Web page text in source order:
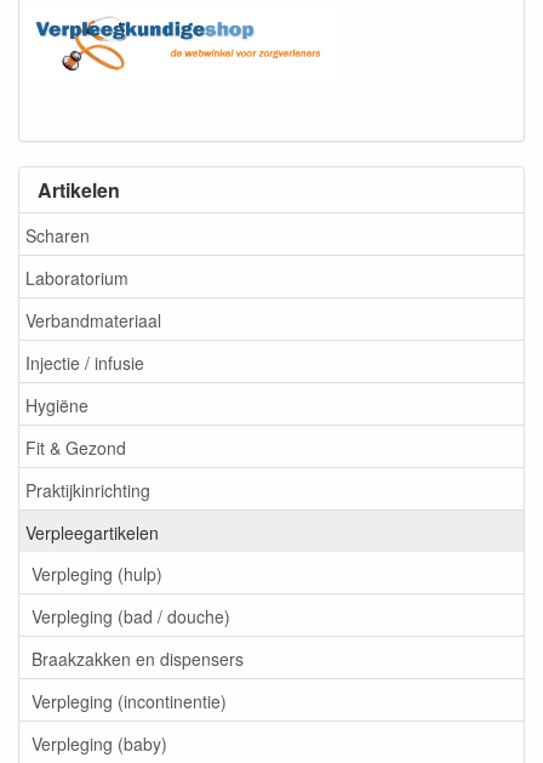
Artikelen
Scharen
Laboratorium
Verbandmateriaal
Injectie / infusie
Hygiëne
Fit & Gezond
Praktijkinrichting
Verpleegartikelen
Verpleging (hulp)
Verpleging (bad / douche)
Braakzakken en dispensers
Verpleging (incontinentie)
Verpleging (baby)